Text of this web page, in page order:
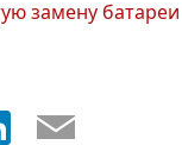
замену батареи